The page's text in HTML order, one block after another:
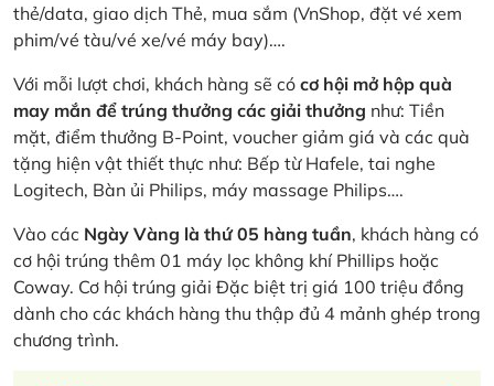
thẻ/data, giao dịch Thẻ, mua sắm (VnShop, đặt vé xem
phim/vé tàu/vé xe/vé máy bay)….
Với mỗi lượt chơi, khách hàng sẽ có cơ hội mở hộp quà
may mắn để trúng thưởng các giải thưởng như: Tiền
mặt, điểm thưởng B-Point, voucher giảm giá và các quà
tặng hiện vật thiết thực như: Bếp từ Hafele, tai nghe
Logitech, Bàn ủi Philips, máy massage Philips….
Vào các Ngày Vàng là thứ 05 hàng tuần, khách hàng có
cơ hội trúng thêm 01 máy lọc không khí Phillips hoặc
Coway. Cơ hội trúng giải Đặc biệt trị giá 100 triệu đồng
dành cho các khách hàng thu thập đủ 4 mảnh ghép trong
chương trình.